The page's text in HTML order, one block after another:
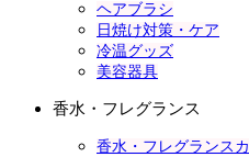
ヘアブラシ
日焼け対策・ケア
冷温グッズ
美容器具
香水・フレグランス
香水・フレグランス